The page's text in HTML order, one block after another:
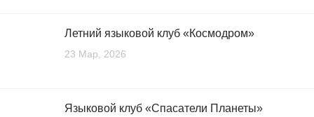
Летний языковой клуб «Космодром»
23 Мар, 2026
Языковой клуб «Спасатели Планеты»